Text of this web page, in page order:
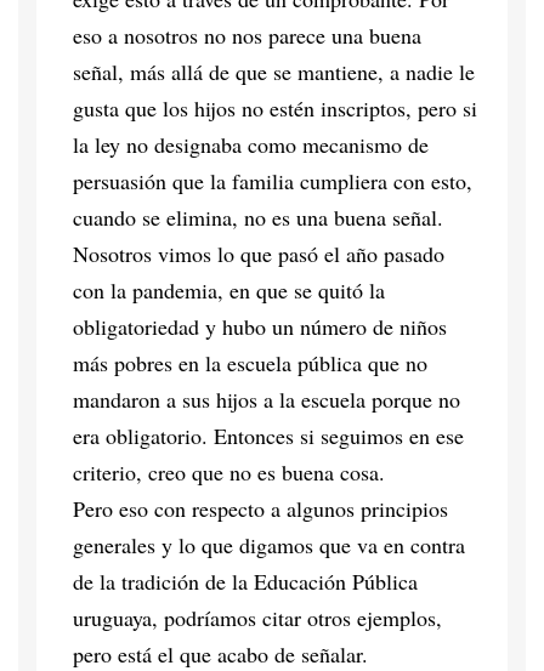
eso a nosotros no nos parece una buena
señal, más allá de que se mantiene, a nadie le
gusta que los hijos no estén inscriptos, pero si
la ley no designaba como mecanismo de
persuasión que la familia cumpliera con esto,
cuando se elimina, no es una buena señal.
Nosotros vimos lo que pasó el año pasado
con la pandemia, en que se quitó la
obligatoriedad y hubo un número de niños
más pobres en la escuela pública que no
mandaron a sus hijos a la escuela porque no
era obligatorio. Entonces si seguimos en ese
criterio, creo que no es buena cosa.
Pero eso con respecto a algunos principios
generales y lo que digamos que va en contra
de la tradición de la Educación Pública
uruguaya, podríamos citar otros ejemplos,
pero está el que acabo de señalar.